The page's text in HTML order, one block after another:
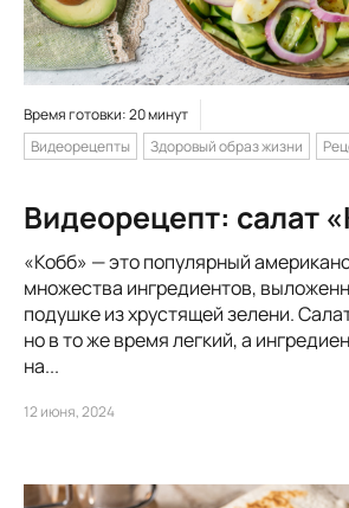
Время готовки: 20 минут
Видеорецепты
Здоровый образ жизни
Видеорецепт: салат
«Кобб» — это популярный
множества ингредиентов,
подушке из хрустящей зелени.
но в то же время легкий, а
на...
12 июня, 2024